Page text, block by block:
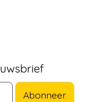
Abonneer